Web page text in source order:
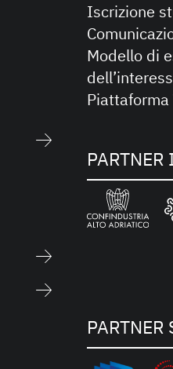
Iscrizione
Modello di
PARTNER